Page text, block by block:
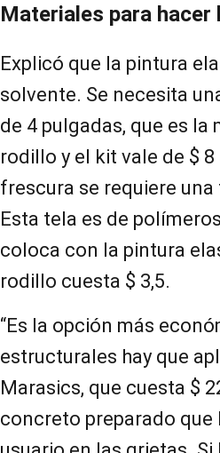
Materiales para
Explicó que la pintura
solvente. Se necesita
de 4 pulgadas, que es la
rodillo y el kit vale de $ 8
frescura se requiere
Esta tela es de
coloca con la pintura
rodillo cuesta $ 3,5.
“Es la opción más
estructurales hay que
Marasics, que cuesta $
concreto preparado